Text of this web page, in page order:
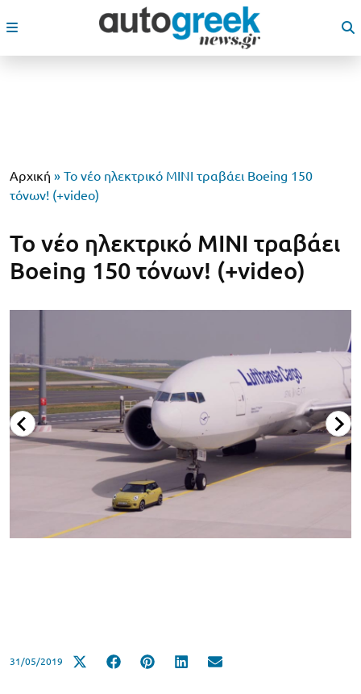
Αρχική » To νέο ηλεκτρικό MINI τραβάει Boeing 150
τόνων! (+video)
To νέο ηλεκτρικό MINI τραβάει
Boeing 150 τόνων! (+video)
31/05/2019